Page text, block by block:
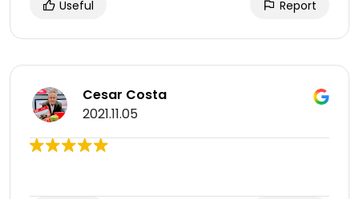
Useful Report
Cesar Costa
2021.11.05